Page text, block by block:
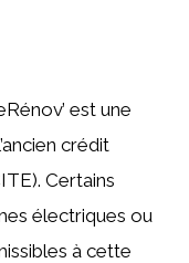
est une
crédit
Certains
électriques ou
à cette